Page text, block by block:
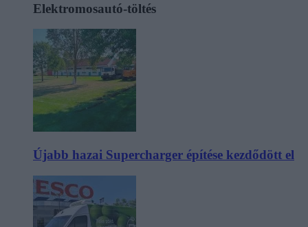
Elektromosautó-töltés
Újabb hazai Supercharger építése kezdődött el